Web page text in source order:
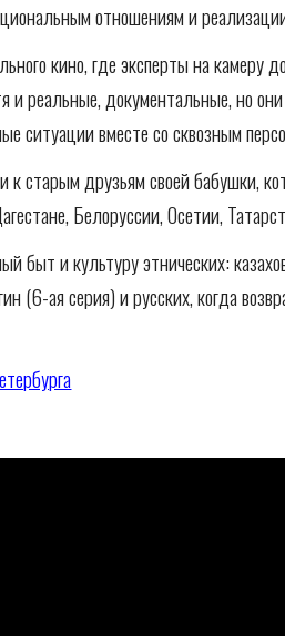
отношениям и
кино, где эксперты на
и реальные, документальные, но
ситуации вместе со сквозным
старым друзьям своей бабушки,
Белоруссии, Осетии,
быт и культуру этнических:
(6-ая серия) и русских, когда